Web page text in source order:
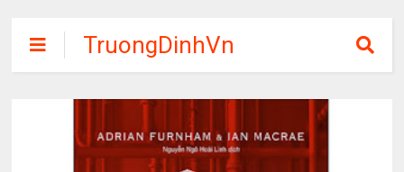
TruongDinhVn
Chia sẽ ebook,
các khóa học,
phần mềm học
tập miễn phí